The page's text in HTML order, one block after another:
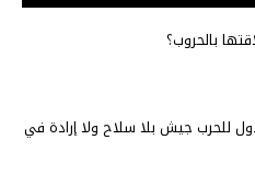
بالحروب؟
للحرب جيش بلا سلاح ولا إرادة في